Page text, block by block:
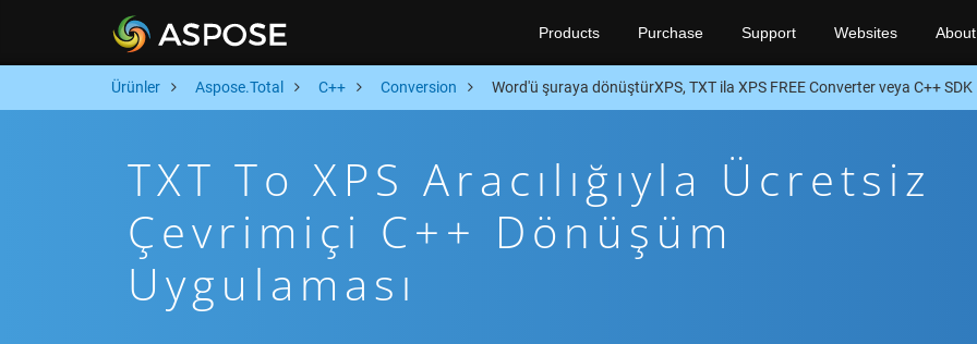
Products Purchase Support Websites About
Ürünler Aspose.Total C++ Conversion Word'ü şuraya dönüştürXPS, TXT ila XPS FREE Converter veya C++ SDK
TXT To XPS Aracılığıyla Ücretsiz
Çevrimiçi C++ Dönüşüm
Uygulaması